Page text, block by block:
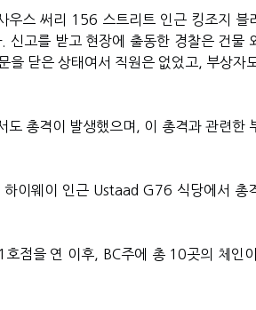
우스 써리 156 스트리트 인근 킹조지 블
. 신고를 받고 현장에 출동한 경찰은 건물
을 닫은 상태여서 직원은 없었고
부상자
도 총격이 발생했으며
이 총격과 관련한
하이웨이 인근 Ustaad G76 식당에서 총
1 호점을 연 이후 , BC주에 총10곳의 체인